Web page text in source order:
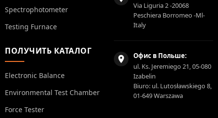
Spectrophotometer
Testing Furnace
ПОЛУЧИТЬ КАТАЛОГ
Electronic Balance
Environmental Test Chamber
Force Tester
Via Liguria 2 -20068
Peschiera Borromeo -Ml-
Italy
Офис в Польше:
ul. Ks. Jeremiego 21, 05-080
Izabelin
Biuro: ul. Lutosławskiego 8,
01-649 Warszawa